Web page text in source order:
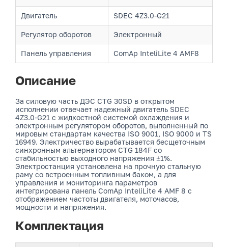
Двигатель SDEC 4Z3.0-G21
Регулятор оборотов Электронный
Панель управления ComAp InteliLite 4 AMF8
Описание
За силовую часть ДЭС CTG 30SD в открытом
исполнении отвечает надежный двигатель SDEC
4Z3.0-G21 с жидкостной системой охлаждения и
электронным регулятором оборотов, выполненный по
мировым стандартам качества ISO 9001, ISO 9000 и TS
16949. Электричество вырабатывается бесщеточным
синхронным альтернатором CTG 184F со
стабильностью выходного напряжения ±1%.
Электростанция установлена на прочную стальную
раму со встроенным топливным баком, а для
управления и мониторинга параметров
интегрирована панель ComAp InteliLite 4 AMF 8 с
отображением частоты двигателя, моточасов,
мощности и напряжения.
Комплектация